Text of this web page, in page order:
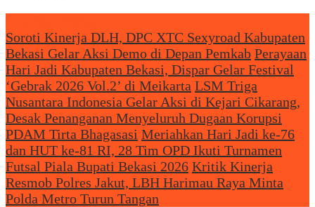
Soroti Kinerja DLH, DPC XTC Sexyroad Kabupaten
Bekasi Gelar Aksi Demo di Depan Pemkab Perayaan
Hari Jadi Kabupaten Bekasi, Dispar Gelar Festival
‘Gebrak 2026 Vol.2’ di Meikarta LSM Triga
Nusantara Indonesia Gelar Aksi di Kejari Cikarang,
Desak Penanganan Menyeluruh Dugaan Korupsi
PDAM Tirta Bhagasasi Meriahkan Hari Jadi ke-76
dan HUT ke-81 RI, 28 Tim OPD Ikuti Turnamen
Futsal Piala Bupati Bekasi 2026 Kritik Kinerja
Resmob Polres Jakut, LBH Harimau Raya Minta
Polda Metro Turun Tangan